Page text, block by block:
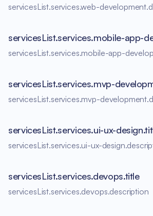
servicesList.services.web-
servicesList.services.mobile-app-
servicesList.services.mobile-app-
servicesList.services.mvp-
servicesList.services.mvp-
servicesList.services.ui-ux-
servicesList.services.ui-ux-
servicesList.services.devops.title
servicesList.services.devops.description